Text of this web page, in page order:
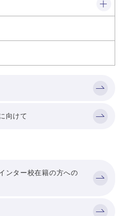
向けて
ンター校在籍の方への